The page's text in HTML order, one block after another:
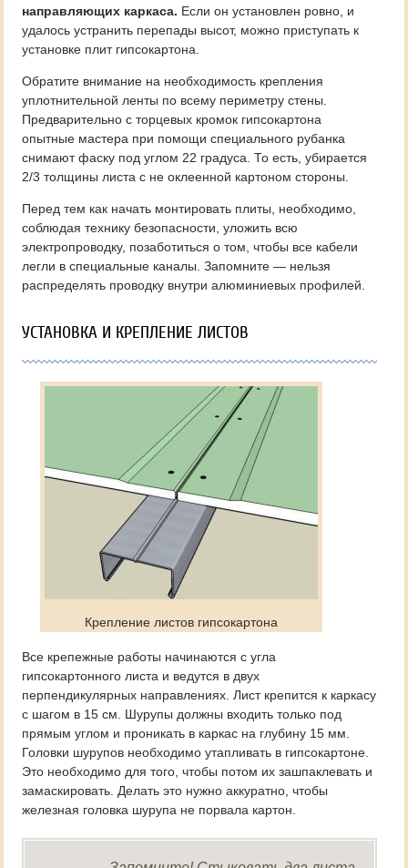
направляющих каркаса. Если он установлен ровно, и
удалось устранить перепады высот, можно приступать к
установке плит гипсокартона.
Обратите внимание на необходимость крепления
уплотнительной ленты по всему периметру стены.
Предварительно с торцевых кромок гипсокартона
опытные мастера при помощи специального рубанка
снимают фаску под углом 22 градуса. То есть, убирается
2/3 толщины листа с не оклеенной картоном стороны.
Перед тем как начать монтировать плиты, необходимо,
соблюдая технику безопасности, уложить всю
электропроводку, позаботиться о том, чтобы все кабели
легли в специальные каналы. Запомните — нельзя
распределять проводку внутри алюминиевых профилей.
УСТАНОВКА И КРЕПЛЕНИЕ ЛИСТОВ
Крепление листов гипсокартона
Все крепежные работы начинаются с угла
гипсокартонного листа и ведутся в двух
перпендикулярных направлениях. Лист крепится к каркасу
с шагом в 15 см. Шурупы должны входить только под
прямым углом и проникать в каркас на глубину 15 мм.
Головки шурупов необходимо утапливать в гипсокартоне.
Это необходимо для того, чтобы потом их зашпаклевать и
замаскировать. Делать это нужно аккуратно, чтобы
железная головка шурупа не порвала картон.